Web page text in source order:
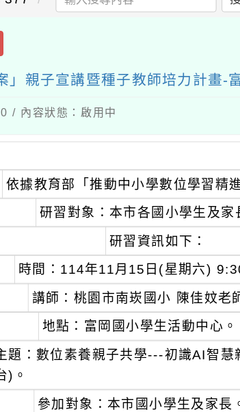
親子宣講暨種子教師培力計畫-
/ 內容狀態：啟用中
依據教育部「推動中小學數位學習精
研習對象：本市各國小學生及家
研習資訊如下：
時間：114年11月15日(星期六)
講師：桃園市南崁國小 陳佳妏老
地點：富岡國小學生活動中心。
題：數位素養親子共學---初識AI智
)。
參加對象：本市國小學生及家長